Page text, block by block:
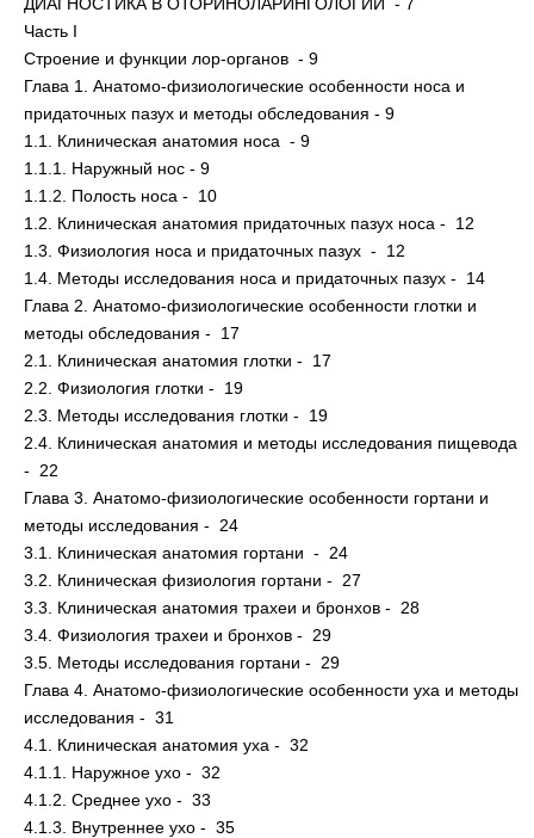
Часть I
Строение и функции лор-органов - 9
Глава 1. Анатомо-физиологические особенности носа и
придаточных пазух и методы обследования - 9
1.1. Клиническая анатомия носа - 9
1.1.1. Наружный нос - 9
1.1.2. Полость носа - 10
1.2. Клиническая анатомия придаточных пазух носа - 12
1.3. Физиология носа и придаточных пазух - 12
1.4. Методы исследования носа и придаточных пазух - 14
Глава 2. Анатомо-физиологические особенности глотки и
методы обследования - 17
2.1. Клиническая анатомия глотки - 17
2.2. Физиология глотки - 19
2.3. Методы исследования глотки - 19
2.4. Клиническая анатомия и методы исследования пищевода
- 22
Глава 3. Анатомо-физиологические особенности гортани и
методы исследования - 24
3.1. Клиническая анатомия гортани - 24
3.2. Клиническая физиология гортани - 27
3.3. Клиническая анатомия трахеи и бронхов - 28
3.4. Физиология трахеи и бронхов - 29
3.5. Методы исследования гортани - 29
Глава 4. Анатомо-физиологические особенности уха и методы
исследования - 31
4.1. Клиническая анатомия уха - 32
4.1.1. Наружное ухо - 32
4.1.2. Среднее ухо - 33
4.1.3. Внутреннее ухо - 35